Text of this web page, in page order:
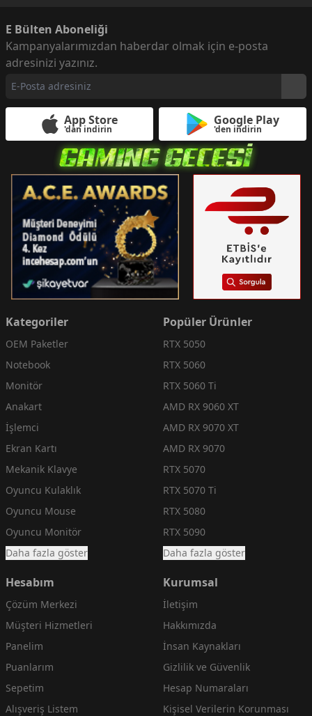
E Bülten Aboneliği
Kampanyalarımızdan haberdar olmak için e-posta
adresinizi yazınız.
App Store
'dan indirin
Google Play
'den indirin
Kategoriler
OEM Paketler
Notebook
Monitör
Anakart
İşlemci
Ekran Kartı
Mekanik Klavye
Oyuncu Kulaklık
Oyuncu Mouse
Oyuncu Monitör
Daha fazla göster
Popüler Ürünler
RTX 5050
RTX 5060
RTX 5060 Ti
AMD RX 9060 XT
AMD RX 9070 XT
AMD RX 9070
RTX 5070
RTX 5070 Ti
RTX 5080
RTX 5090
Daha fazla göster
Hesabım
Çözüm Merkezi
Müşteri Hizmetleri
Panelim
Puanlarım
Sepetim
Alışveriş Listem
Kurumsal
İletişim
Hakkımızda
İnsan Kaynakları
Gizlilik ve Güvenlik
Hesap Numaraları
Kişisel Verilerin Korunması